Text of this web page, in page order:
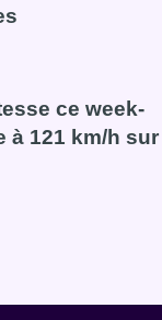
recense des
ce week-
à 121 km/h sur
ce week-